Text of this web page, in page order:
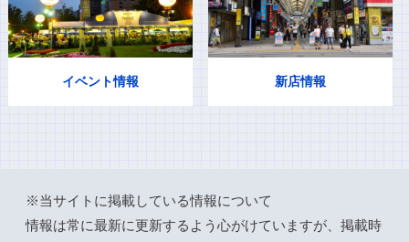
イベント情報 新店情報
※当サイトに掲載している情報について
情報は常に最新に更新するよう心がけていますが、掲載時